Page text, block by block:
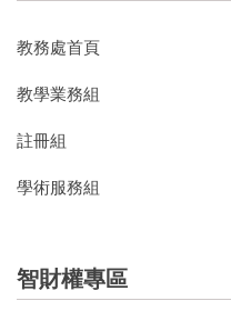
教務處首頁
教學業務組
註冊組
學術服務組
智財權專區